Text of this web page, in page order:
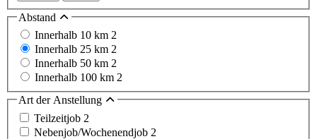
Abstand
Innerhalb 10 km 2
Innerhalb 25 km 2
Innerhalb 50 km 2
Innerhalb 100 km 2
Art der Anstellung
Teilzeitjob 2
Nebenjob/Wochenendjob 2